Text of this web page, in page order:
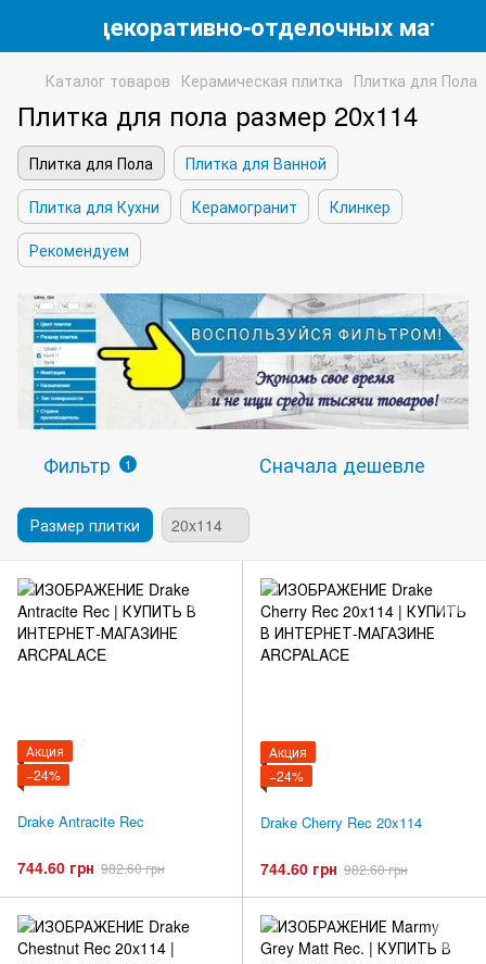
декоративно-отделочных
Каталог товаров Керамическая плитка Плитка для Пола
Плитка для пола размер 20x114
Плитка для Пола
Плитка для Ванной
Плитка для Кухни
Керамогранит
Клинкер
Рекомендуем
Фильтр 1 Сначала дешевле
Размер плитки 20x114
Акция
−24%
Drake Antracite Rec
744.60 грн 982.60 грн
Акция
−24%
Drake Cherry Rec 20x114
744.60 грн 982.60 грн